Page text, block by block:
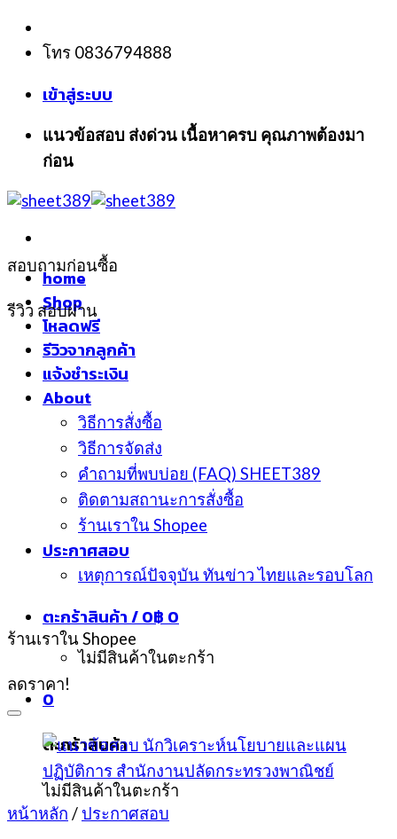
Skip
content
โทร 0836794888
เข้าสู่ระบบ
แนวข้อสอบ ส่งด่วน เนื้อหาครบ คุณภาพต้องมา
ก่อน
home
Shop
โหลดฟรี
รีวิวจากลูกค้า
แจ้งชำระเงิน
About
วิธีการสั่งซื้อ
วิธีการจัดส่ง
คำถามที่พบบ่อย (FAQ) SHEET389
ติดตามสถานะการสั่งซื้อ
ร้านเราใน Shopee
ประกาศสอบ
เหตุการณ์ปัจจุบัน ทันข่าว ไทยและรอบโลก
ตะกร้าสินค้า /0฿ 0
ไม่มีสินค้าในตะกร้า
0
ตะกร้าสินค้า
ไม่มีสินค้าในตะกร้า
สอบถามก่อนซื้อ
รีวิว สอบผ่าน
ร้านเราใน Shopee
ลดราคา!
หน้าหลัก / ประกาศสอบ